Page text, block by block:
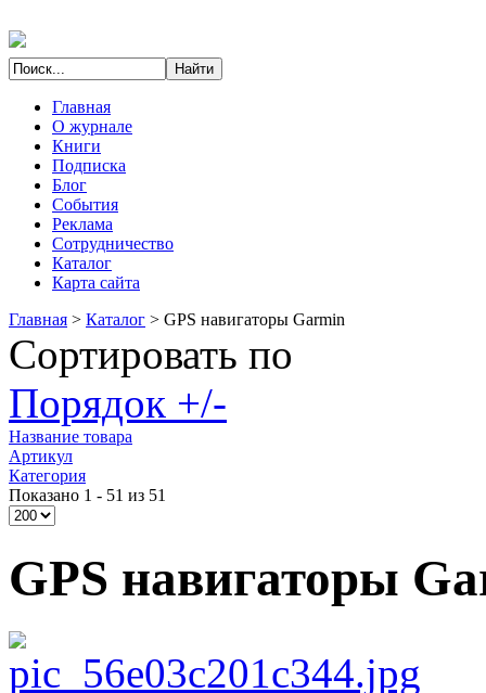
Главная
О журнале
Книги
Подписка
Блог
События
Реклама
Сотрудничество
Каталог
Карта сайта
Главная > Каталог > GPS навигаторы Garmin
Сортировать по
Порядок +/-
Название товара
Артикул
Категория
Показано 1 - 51 из 51
GPS навигаторы